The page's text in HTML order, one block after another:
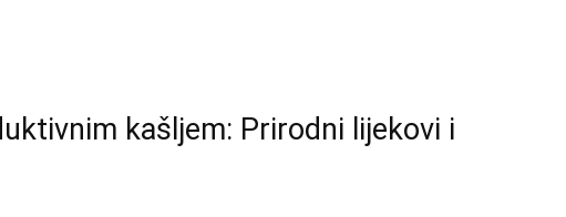
kašljem: Prirodni lijekovi i